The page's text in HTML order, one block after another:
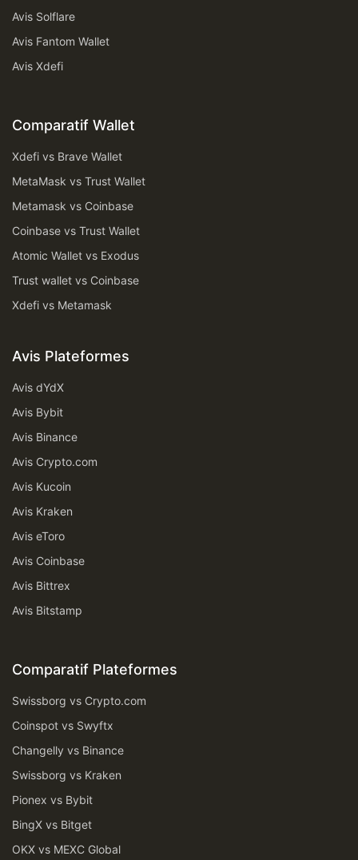
Avis Solflare
Avis Fantom Wallet
Avis Xdefi
Comparatif Wallet
Xdefi vs Brave Wallet
MetaMask vs Trust Wallet
Metamask vs Coinbase
Coinbase vs Trust Wallet
Atomic Wallet vs Exodus
Trust wallet vs Coinbase
Xdefi vs Metamask
Avis Plateformes
Avis dYdX
Avis Bybit
Avis Binance
Avis Crypto.com
Avis Kucoin
Avis Kraken
Avis eToro
Avis Coinbase
Avis Bittrex
Avis Bitstamp
Comparatif Plateformes
Swissborg vs Crypto.com
Coinspot vs Swyftx
Changelly vs Binance
Swissborg vs Kraken
Pionex vs Bybit
BingX vs Bitget
OKX vs MEXC Global